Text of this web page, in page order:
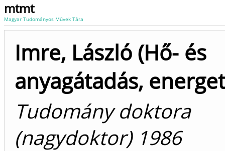
mtmt
Magyar Tudományos Művek Tára
Imre, László (Hő- és
anyagátadás,
Tudomány doktora
(nagydoktor) 1986